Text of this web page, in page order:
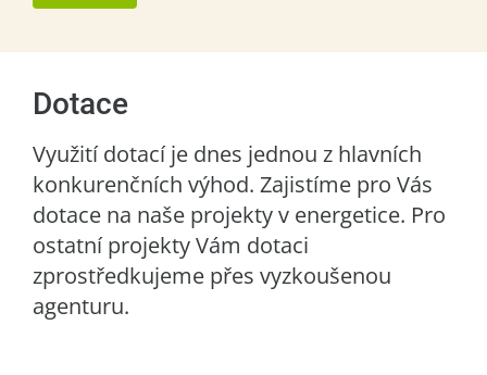
Dotace
Využití dotací je dnes jednou z hlavních
konkurenčních výhod. Zajistíme pro Vás
dotace na naše projekty v energetice. Pro
ostatní projekty Vám dotaci
zprostředkujeme přes vyzkoušenou
agenturu.